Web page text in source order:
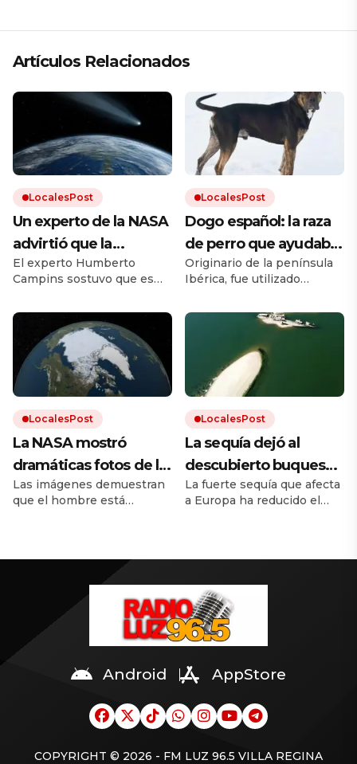
Artículos Relacionados
LocalesPost
Un experto de la NASA
advirtió que la
humanidad debe
prepararse para el
impacto de un
asteroide: «Volverá a
ocurrir»
El experto Humberto
Campins sostuvo que es
de defensa planetaria para
evitar un fenómeno como
el que extinguió a los
dinosaurios.
LocalesPost
Dogo español: la raza
de perro que ayudaba
en los campos y que
está en proceso de
recuperación
Originario de la península
Ibérica, fue utilizado
de trabajo. Debido a los
cruces con otras razas y a la
falta de un estándar oficial,
el dogo español estuvo al
borde la extinción.
LocalesPost
La NASA mostró
dramáticas fotos de la
Tierra antes y después
del cambio climático
Las imágenes demuestran
que el hombre está
desmontes. Y la
LocalesPost
La sequía dejó al
descubierto buques
de guerra nazis
hundidos en un río
La fuerte sequía que afecta
a Europa ha reducido el
los restos de decenas de
hundidos durante la
Segunda Guerra Mundial.
Android AppStore
COPYRIGHT © 2026 - FM LUZ 96.5 VILLA REGINA